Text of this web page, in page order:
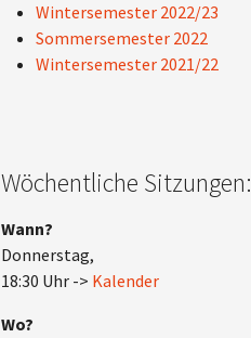
Wintersemester 2022/23
Sommersemester 2022
Wintersemester 2021/22
Wöchentliche Sitzungen:
Wann?
Donnerstag,
18:30 Uhr -> Kalender
Wo?